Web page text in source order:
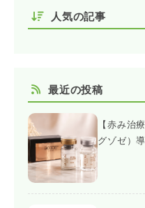
人気の記事
最近の投稿
【赤み治
グゾゼ）